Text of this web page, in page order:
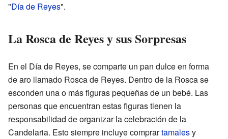
"Día de Reyes".
La Rosca de Reyes y sus Sorpresas
En el Día de Reyes, se comparte un pan dulce en forma
de aro llamado Rosca de Reyes. Dentro de la Rosca se
esconden una o más figuras pequeñas de un bebé. Las
personas que encuentran estas figuras tienen la
responsabilidad de organizar la celebración de la
Candelaria. Esto siempre incluye comprartamalesy